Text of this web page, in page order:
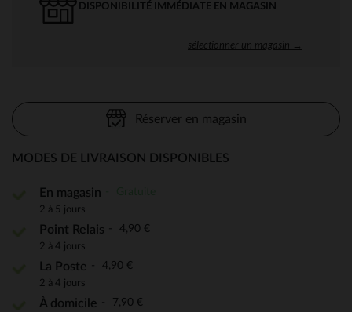
DISPONIBILITÉ IMMÉDIATE EN MAGASIN
sélectionner un magasin →
Réserver en magasin
MODES DE LIVRAISON DISPONIBLES
En magasin
2 à 5 jours
Point Relais 4,90 €
2 à 4 jours
La Poste 4,90 €
2 à 4 jours
À domicile 7,90 €